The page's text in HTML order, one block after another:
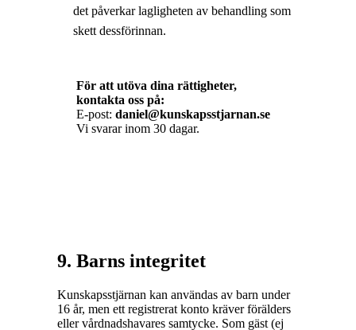
det påverkar lagligheten av behandling som
skett dessförinnan.
För att utöva dina rättigheter,
kontakta oss på:
E-post: daniel@kunskapsstjarnan.se
Vi svarar inom 30 dagar.
9. Barns integritet
Kunskapsstjärnan kan användas av barn under
16 år, men ett registrerat konto kräver förälders
eller vårdnadshavares samtycke. Som gäst (ej